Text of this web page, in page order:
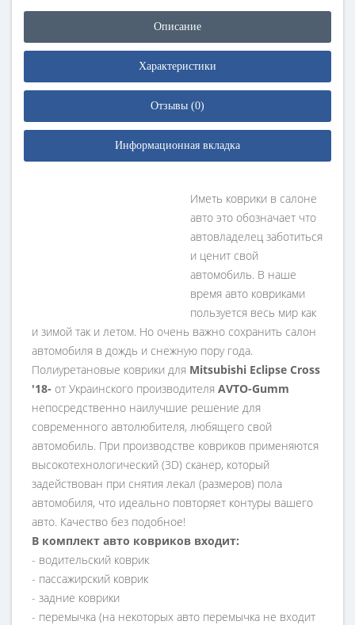
Описание
Характеристики
Отзывы (0)
Информационная вкладка
Иметь коврики в салоне
авто это обозначает что
автовладелец заботиться
и ценит свой
автомобиль. В наше
время авто ковриками
пользуется весь мир как
и зимой так и летом. Но очень важно сохранить салон
автомобиля в дождь и снежную пору года.
Полиуретановые коврики для Mitsubishi Eclipse Cross
'18- от Украинского производителя AVTO-Gumm
непосредственно наилучшие решение для
современного автолюбителя, любящего свой
автомобиль. При производстве ковриков применяются
высокотехнологический (3D) сканер, который
задействован при снятия лекал (размеров) пола
автомобиля, что идеально повторяет контуры вашего
авто. Качество без подобное!
В комплект авто ковриков входит:
- водительский коврик
- пассажирский коврик
- задние коврики
- перемычка (на некоторых авто перемычка не входит